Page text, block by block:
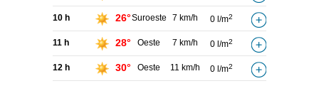
10 h 26°Suroeste 7 km/h 0 l/m2
11 h 28° Oeste 7 km/h 0 l/m2
12 h 30° Oeste 11 km/h 0 l/m2